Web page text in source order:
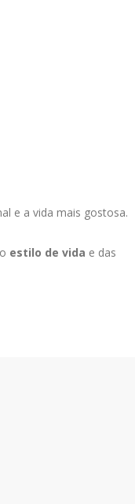
e a vida mais gostosa.
estilo de vida e das